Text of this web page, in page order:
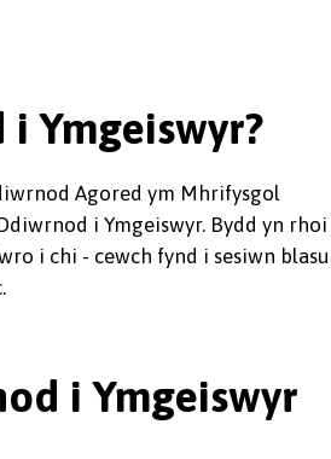
Ymgeiswyr?
Agored ym Mhrifysgol
i Ymgeiswyr. Bydd yn rhoi
i chi - cewch fynd i sesiwn
i Ymgeiswyr